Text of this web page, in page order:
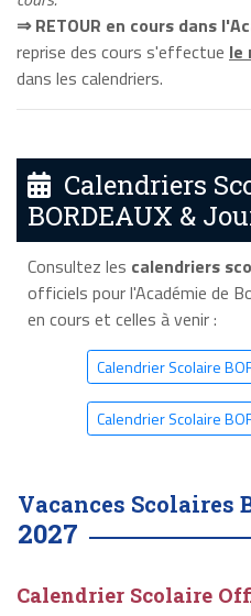
⇒ RETOUR en cours dans
reprise des cours s'effectue le
dans les calendriers.
Calendriers
BORDEAUX &
Consultez les calendriers
officiels pour l'Académie de
en cours et celles à venir :
Calendrier Scolaire
Calendrier Scolaire
Vacances Scolaires
2027
Calendrier Scolaire